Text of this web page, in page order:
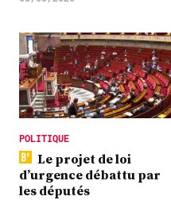
POLITIQUE
Le projet de loi
d’urgence débattu par
les députés